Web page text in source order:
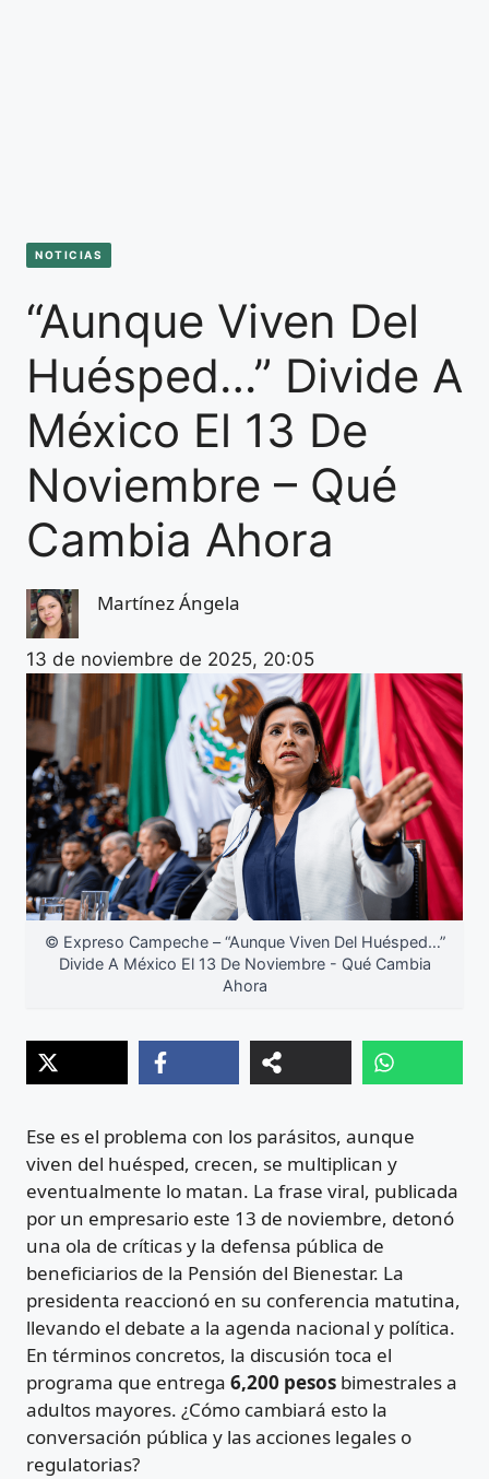
NOTICIAS
“Aunque Viven Del
Huésped…” Divide A
México El 13 De
Noviembre – Qué
Cambia Ahora
Martínez Ángela
13 de noviembre de 2025, 20:05
© Expreso Campeche – “Aunque Viven Del Huésped…”
Divide A México El 13 De Noviembre - Qué Cambia
Ahora
Ese es el problema con los parásitos, aunque
viven del huésped, crecen, se multiplican y
eventualmente lo matan. La frase viral, publicada
por un empresario este 13 de noviembre, detonó
una ola de críticas y la defensa pública de
beneficiarios de la Pensión del Bienestar. La
presidenta reaccionó en su conferencia matutina,
llevando el debate a la agenda nacional y política.
En términos concretos, la discusión toca el
programa que entrega 6,200 pesos bimestrales a
adultos mayores. ¿Cómo cambiará esto la
conversación pública y las acciones legales o
regulatorias?